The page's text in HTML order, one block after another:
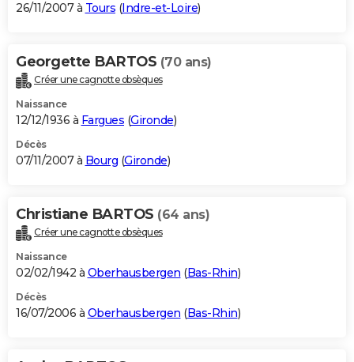
26/11/2007 à Tours (Indre-et-Loire)
Georgette BARTOS (70 ans)
Créer une cagnotte obsèques
Naissance
12/12/1936 à Fargues (Gironde)
Décès
07/11/2007 à Bourg (Gironde)
Christiane BARTOS (64 ans)
Créer une cagnotte obsèques
Naissance
02/02/1942 à Oberhausbergen (Bas-Rhin)
Décès
16/07/2006 à Oberhausbergen (Bas-Rhin)